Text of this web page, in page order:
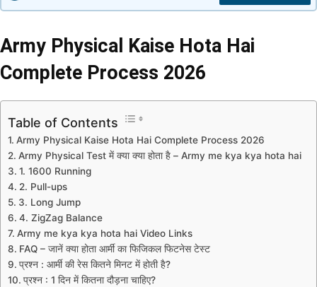
Army Physical Kaise Hota Hai
Complete Process 2026
Table of Contents
Army Physical Kaise Hota Hai Complete Process 2026
Army Physical Test में क्या क्या होता है – Army me kya kya hota hai
1. 1600 Running
2. Pull-ups
3. Long Jump
4. ZigZag Balance
Army me kya kya hota hai Video Links
FAQ – जानें क्या होता आर्मी का फिजिकल फिटनेस टेस्ट
प्रश्न : आर्मी की रेस कितने मिनट में होती है?
प्रश्न : 1 दिन में कितना दौड़ना चाहिए?